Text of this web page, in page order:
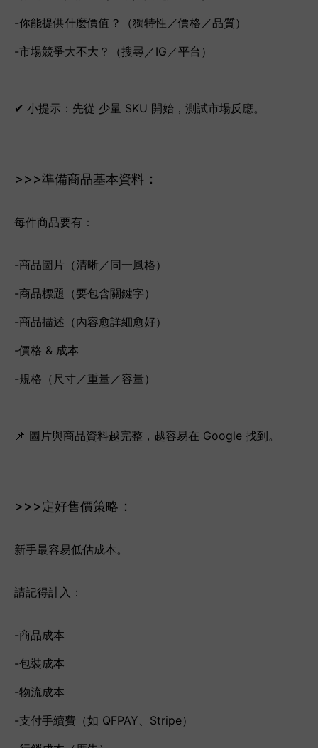
-你能提供什麼價值？（獨特性／價格／品質）
-市場競爭大不大？（搜尋／IG／平台）
✔ 小提示：先從 少量 SKU 開始，測試市場反應。
>>>準備商品基本資料 ：
每件商品要有：
-商品圖片（清晰／同一風格）
-商品標題（要包含關鍵字）
-商品描述（內容愈詳細愈好）
-價格 & 成本
-規格（尺寸／重量／容量）
📌 圖片與商品資料越完整，越容易在 Google 找到。
>>>定好售價策略 ：
新手最容易低估成本。
請記得計入：
-商品成本
-包裝成本
-物流成本
-支付手續費（如 QFPAY、Stripe）